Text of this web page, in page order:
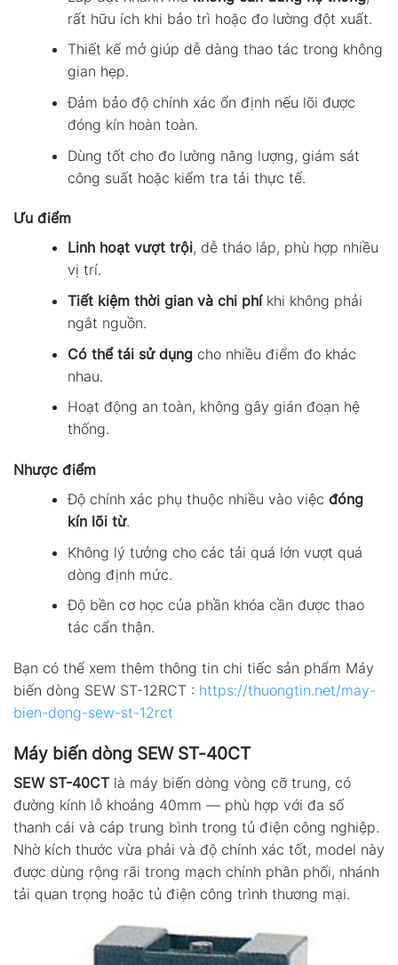
rất hữu ích khi bảo trì hoặc đo lường đột xuất.
Thiết kế mở giúp dễ dàng thao tác trong không
gian hẹp.
Đảm bảo độ chính xác ổn định nếu lõi được
đóng kín hoàn toàn.
Dùng tốt cho đo lường năng lượng, giám sát
công suất hoặc kiểm tra tải thực tế.
Ưu điểm
Linh hoạt vượt trội, dễ tháo lắp, phù hợp nhiều
vị trí.
Tiết kiệm thời gian và chi phíkhi không phải
ngắt nguồn.
Có thể tái sử dụngcho nhiều điểm đo khác
nhau.
Hoạt động an toàn, không gây gián đoạn hệ
thống.
Nhược điểm
Độ chính xác phụ thuộc nhiều vào việc đóng
kín lõi từ.
Không lý tưởng cho các tải quá lớn vượt quá
dòng định mức.
Độ bền cơ học của phần khóa cần được thao
tác cẩn thận.
Bạn có thể xem thêm thông tin chi tiếc sản phẩm Máy
biến dòng SEW ST-12RCT : https://thuongtin.net/may-
bien-dong-sew-st-12rct
Máy biến dòng SEW ST-40CT
SEW ST-40CTlà máy biến dòng vòng cỡ trung, có
đường kính lỗ khoảng 40mm — phù hợp với đa số
thanh cái và cáp trung bình trong tủ điện công nghiệp.
Nhờ kích thước vừa phải và độ chính xác tốt, model này
được dùng rộng rãi trong mạch chính phân phối, nhánh
tải quan trọng hoặc tủ điện công trình thương mại.